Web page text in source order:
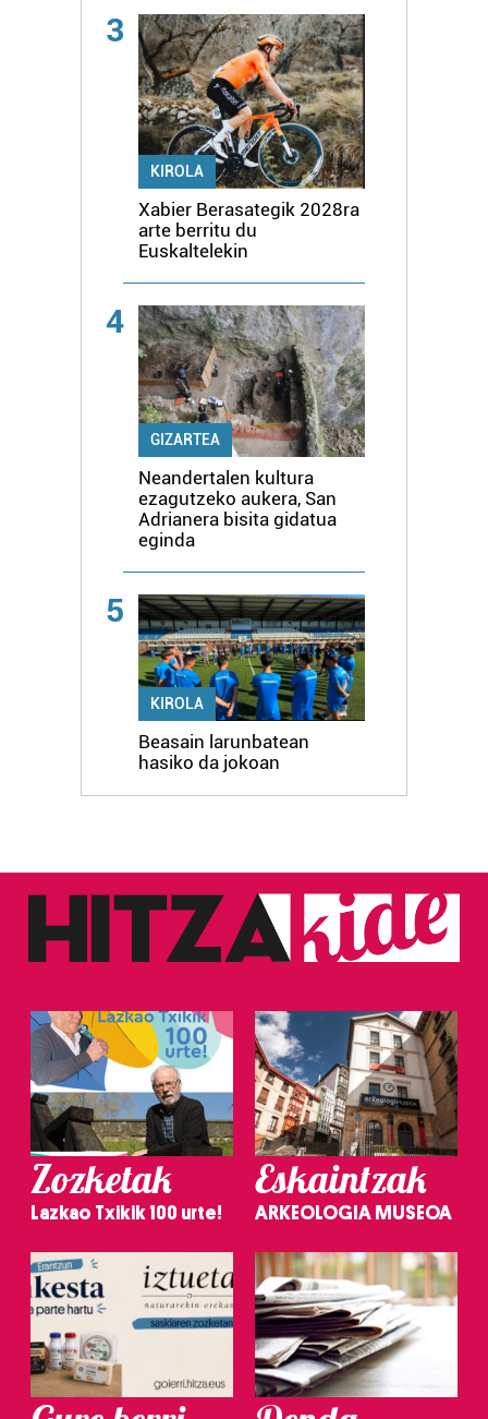
3
KIROLA
Xabier Berasategik 2028ra
arte berritu du
Euskaltelekin
4
GIZARTEA
Neandertalen kultura
ezagutzeko aukera, San
Adrianera bisita gidatua
eginda
5
KIROLA
Beasain larunbatean
hasiko da jokoan
Zozketak
Lazkao Txikik 100 urte!
Eskaintzak
ARKEOLOGIA MUSEOA